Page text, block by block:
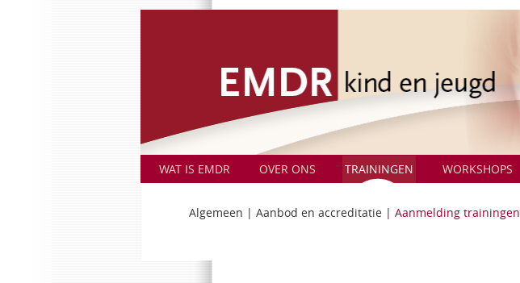
WAT IS EMDR OVER ONS TRAININGEN WORKSHOPS
Algemeen | Aanbod en accreditatie | Aanmelding trainingen